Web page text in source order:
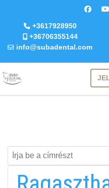
+3617928950
+36706355144
info@subadental.com
Írja be a címrészt
Keresés